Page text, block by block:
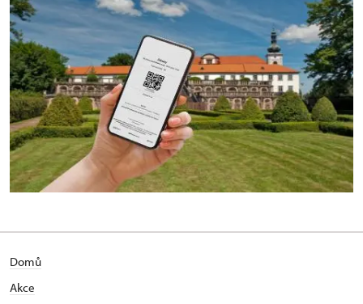
Domů
Akce